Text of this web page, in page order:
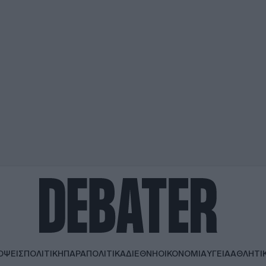
ΠΟΛΙΤΙΚΗΠΑΡΑΠΟΛΙΤΙΚΑΔΙΕΘΝΗΟΙΚΟΝΟΜΙΑΥΓΕΙΑ